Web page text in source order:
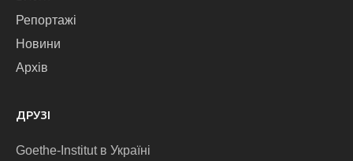
Репортажі
Новини
Архів
ДРУЗІ
Goethe-Institut в Україні